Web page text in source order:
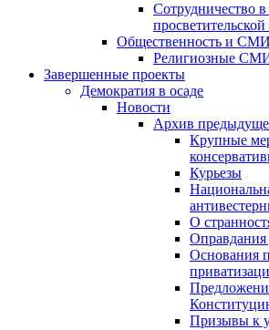
Сотрудничество в
просветительской
Общественность и СМИ
Религиозные
Завершенные проекты
Демократия в осаде
Новости
Архив
Крупные
Курьезы
О
Основания
Призывы к